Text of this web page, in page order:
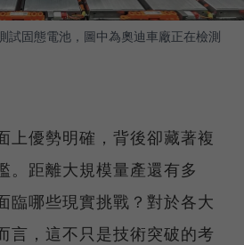
試固態電池，圖中為奧迪車廠正在檢測
上優勢明確，背後卻藏著複
。距離大規模量產還有多
臨哪些現實挑戰？對於各大
言，這不只是技術突破的考